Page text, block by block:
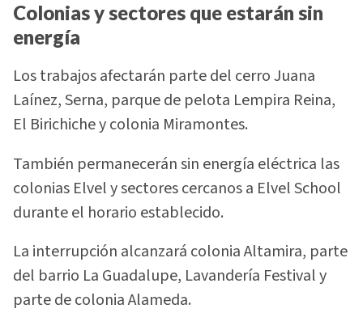
Colonias y sectores que estarán sin
energía
Los trabajos afectarán parte del cerro Juana
Laínez, Serna, parque de pelota Lempira Reina,
El Birichiche y colonia Miramontes.
También permanecerán sin energía eléctrica las
colonias Elvel y sectores cercanos a Elvel School
durante el horario establecido.
La interrupción alcanzará colonia Altamira, parte
del barrio La Guadalupe, Lavandería Festival y
parte de colonia Alameda.